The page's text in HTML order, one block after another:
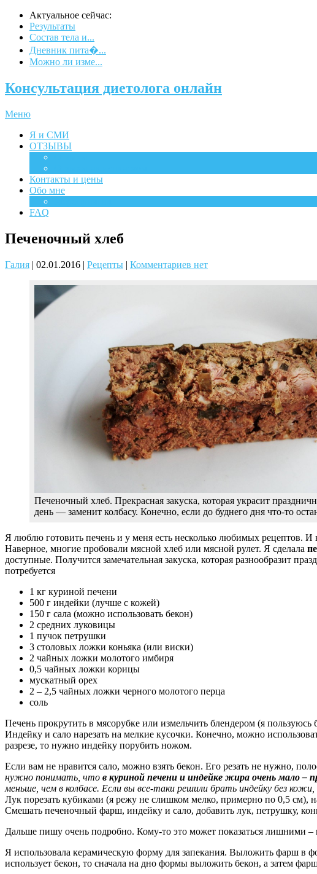
Актуальное сейчас:
Результаты
Состав тела и...
Дневник пита�...
Можно ли изме...
Консультация диетолога онлайн
Меню
Я и СМИ
ОТЗЫВЫ
Контакты и цены
Обо мне
FAQ
Печеночный хлеб
Галия | 02.01.2016 | Рецепты | Комментариев нет
Печеночный хлеб. Прекрасная закуска, которая украсит
день — заменит колбасу. Конечно, если до буднего дня что-то
Я люблю готовить печень и у меня есть несколько любимых рецептов. И
Наверное, многие пробовали мясной хлеб или мясной рулет. Я сделала
доступные. Получится замечательная закуска, которая разнообразит
потребуется
1 кг куриной печени
500 г индейки (лучше с кожей)
150 г сала (можно использовать бекон)
2 средних луковицы
1 пучок петрушки
3 столовых ложки коньяка (или виски)
2 чайных ложки молотого имбиря
0,5 чайных ложки корицы
мускатный орех
2 – 2,5 чайных ложки черного молотого перца
соль
Печень прокрутить в мясорубке или измельчить блендером (я пользуюсь
Индейку и сало нарезать на мелкие кусочки. Конечно, можно
разрезе, то нужно индейку порубить ножом.
Если вам не нравится сало, можно взять бекон. Его резать не нужно,
нужно понимать, что в куриной печени и индейке жира очень мало –
меньше, чем в колбасе. Если вы все-таки решили брать индейку без
Лук порезать кубиками (я режу не слишком мелко, примерно по 0,5 см),
Смешать печеночный фарш, индейку и сало, добавить лук, петрушку,
Дальше пишу очень подробно. Кому-то это может показаться лишними –
Я использовала керамическую форму для запекания. Выложить фарш в
использует бекон, то сначала на дно формы выложить бекон, а затем